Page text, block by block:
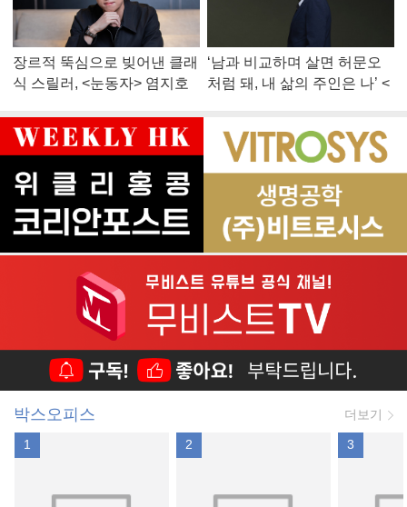
장르적 뚝심으로 빚어낸 클래
식 스릴러, <눈동자> 염지호
‘남과 비교하며 살면 허문오
처럼 돼, 내 삶의 주인은 나’ <
박스오피스 더보기
1 2 3